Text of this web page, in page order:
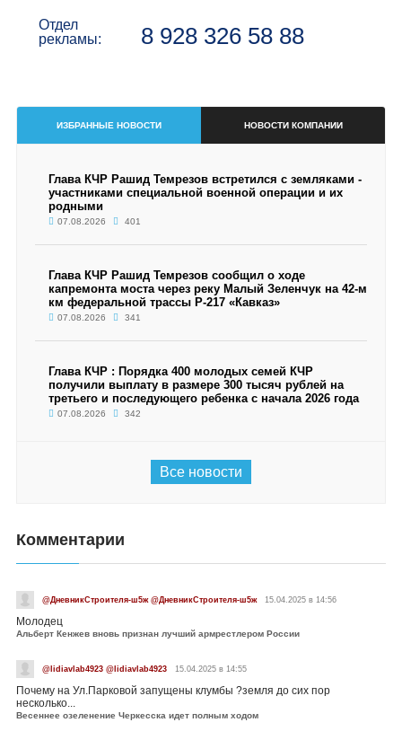
Отдел
рекламы:
8 928 326 58 88
ИЗБРАННЫЕ НОВОСТИ НОВОСТИ КОМПАНИИ
Глава КЧР Рашид Темрезов встретился с земляками -
участниками специальной военной операции и их
родными
07.08.2026 401
Глава КЧР Рашид Темрезов сообщил о ходе
капремонта моста через реку Малый Зеленчук на 42-м
км федеральной трассы Р-217 «Кавказ»
07.08.2026 341
Глава КЧР : Порядка 400 молодых семей КЧР
получили выплату в размере 300 тысяч рублей на
третьего и последующего ребенка с начала 2026 года
07.08.2026 342
Все новости
Комментарии
@ДневникСтроителя-ш5ж @ДневникСтроителя-ш5ж 15.04.2025 в 14:56
Молодец
Альберт Кенжев вновь признан лучший армрестлером России
@lidiavlab4923 @lidiavlab4923 15.04.2025 в 14:55
Почему на Ул.Парковой запущены клумбы ?земля до сих пор
несколько...
Весеннее озеленение Черкесска идет полным ходом